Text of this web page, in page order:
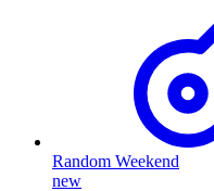
Random Weekend
new